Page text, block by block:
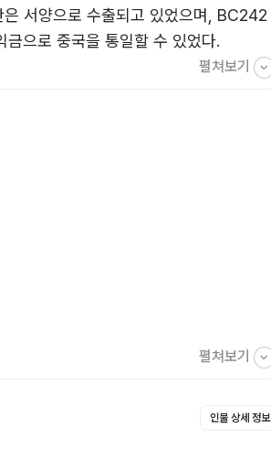
서양으로 수출되고 있었으며, BC242
으로 중국을 통일할 수 있었다.
펼쳐보기
펼쳐보기
인물 상세 정보